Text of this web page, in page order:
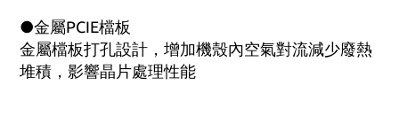
●金屬PCIE檔板
金屬檔板打孔設計，增加機殼內空氣對流減少廢熱
堆積，影響晶片處理性能